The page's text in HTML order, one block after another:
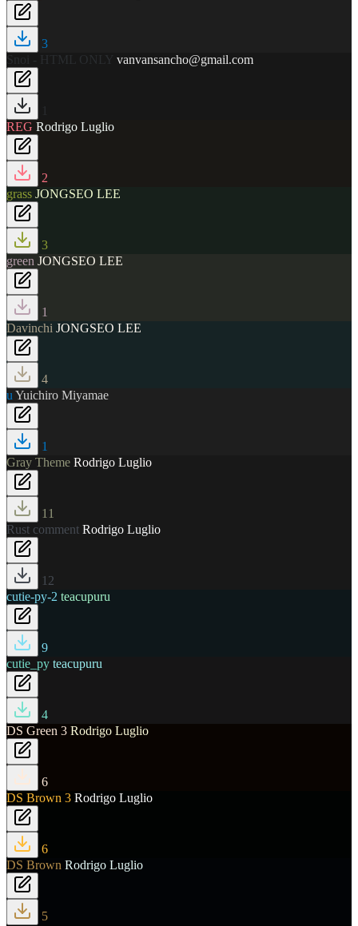
3
Snoi - HTML ONLY vanvansancho@gmail.com
REG Rodrigo Luglio
2
grass JONGSEO LEE
3
green JONGSEO LEE
1
Davinchi JONGSEO LEE
4
u Yuichiro Miyamae
1
Gray Theme Rodrigo Luglio
11
Rust comment Rodrigo Luglio
12
cutie-py-2 teacupuru
9
cutie_py teacupuru
4
DS Green 3 Rodrigo Luglio
6
DS Brown 3 Rodrigo Luglio
6
DS Brown Rodrigo Luglio
5